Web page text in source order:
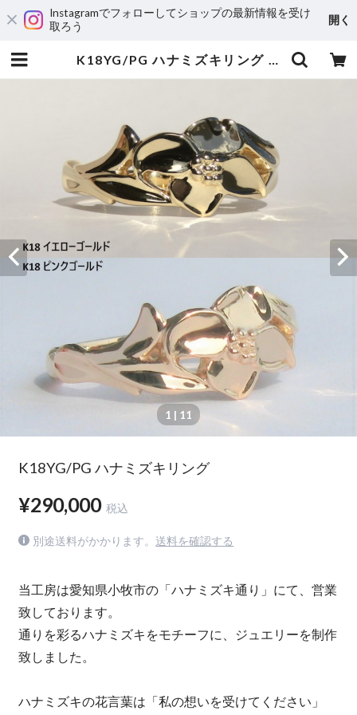
Instagramでフォローしてショップの最新情報を受け
取ろう
開く
K18YG/PG ハナミズキリング | 宝飾工房 Ｋ’ｓ ＣＲＡＦＴ
1 | 11
K18YG/PG ハナミズキリング
¥290,000 税込
別途送料がかかります。 送料を確認する
当工房は愛知県小牧市の「ハナミズキ通り」にて、営業
致しております。
通りを彩るハナミズキをモチーフに、ジュエリーを制作
致しました。
ハナミズキの花言葉は「私の想いを受けてください」